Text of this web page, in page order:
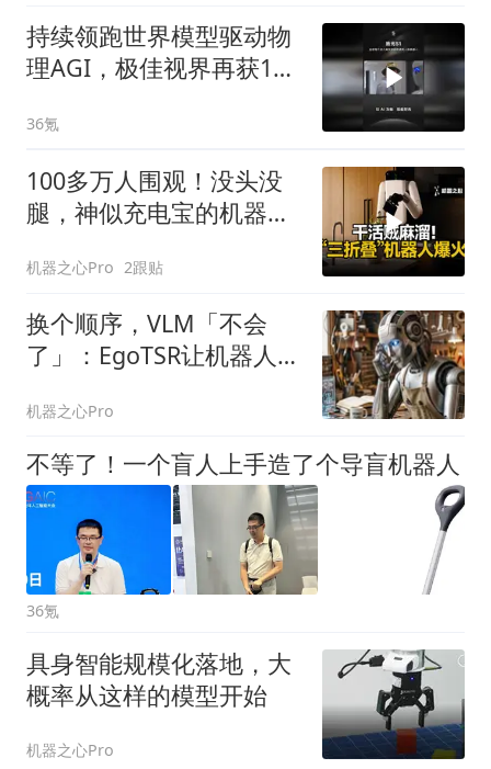
持续领跑世界模型驱动物
理AGI，极佳视界再获10
36氪
100多万人围观！没头没
腿，神似充电宝的机器人
机器之心Pro 2跟贴
换个顺序，VLM「不会
了」：EgoTSR让机器人判
机器之心Pro
不等了！一个盲人上手造了个导盲机器人
36氪
具身智能规模化落地，大
概率从这样的模型开始
机器之心Pro